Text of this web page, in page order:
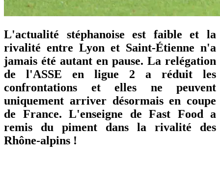
L'actualité stéphanoise est faible et la
rivalité entre Lyon et Saint-Étienne n'a
jamais été autant en pause. La relégation
de l'ASSE en ligue 2 a réduit les
confrontations et elles ne peuvent
uniquement arriver désormais en coupe
de France. L'enseigne de Fast Food a
remis du piment dans la rivalité des
Rhône-alpins !